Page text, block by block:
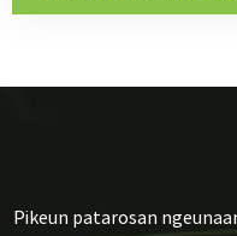
Pikeun patarosan